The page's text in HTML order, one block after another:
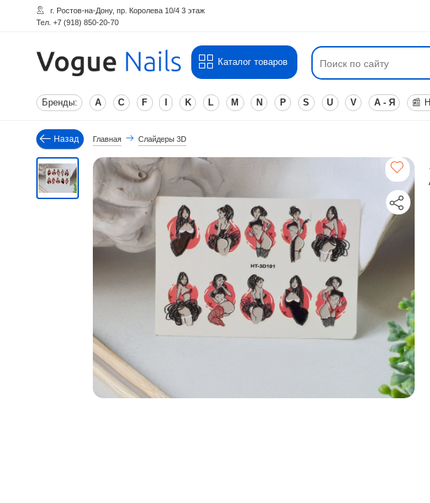
г. Ростов-на-Дону, пр. Королева 10/4 3 этаж
Тел. +7 (918) 850-20-70
Каталог товаров
Бренды: A C F K L M N P S U V А - Я 📰
Назад Главная Слайдеры 3D